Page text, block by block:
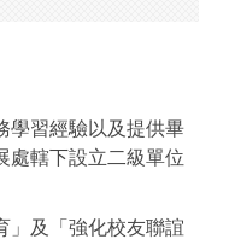
學習經驗以及提供畢
處轄下設立二級單位
」及「強化校友聯誼